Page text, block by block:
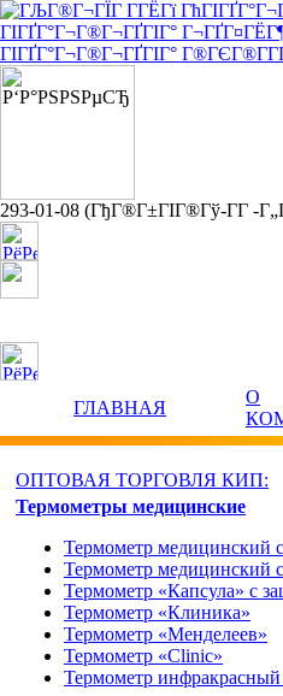
293-01-08 (ГђГ®Г±ГІГ®Гў-Г­Г -
ГЛАВНАЯ
О
ОПТОВАЯ ТОРГОВЛЯ КИП:
Термометры медицинские
Термометр медицинский
Термометр медицинский
Термометр «Капсула» с
Термометр «Клиника»
Термометр «Менделеев»
Термометр «Clinic»
Термометр инфракрасный